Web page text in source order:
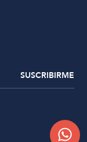
SUSCRIBIRME